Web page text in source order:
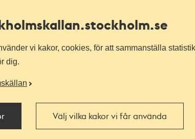
.stockholm.se
vi kakor, cookies, för att sammanställa
dig.
Välj vilka kakor vi får använda